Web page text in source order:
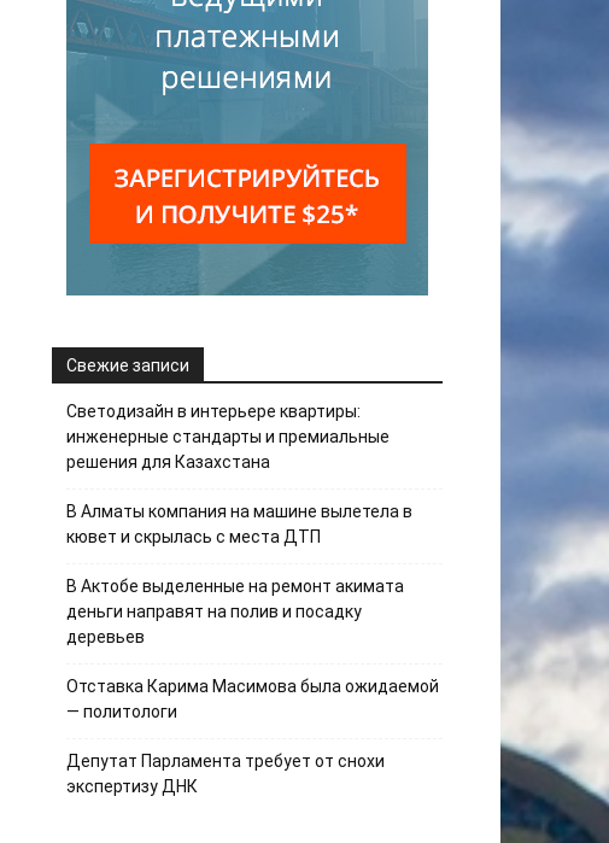
Свежие записи
Светодизайн в интерьере квартиры:
инженерные стандарты и премиальные
решения для Казахстана
В Алматы компания на машине вылетела в
кювет и скрылась с места ДТП
В Актобе выделенные на ремонт акимата
деньги направят на полив и посадку
деревьев
Отставка Карима Масимова была ожидаемой
— политологи
Депутат Парламента требует от снохи
экспертизу ДНК